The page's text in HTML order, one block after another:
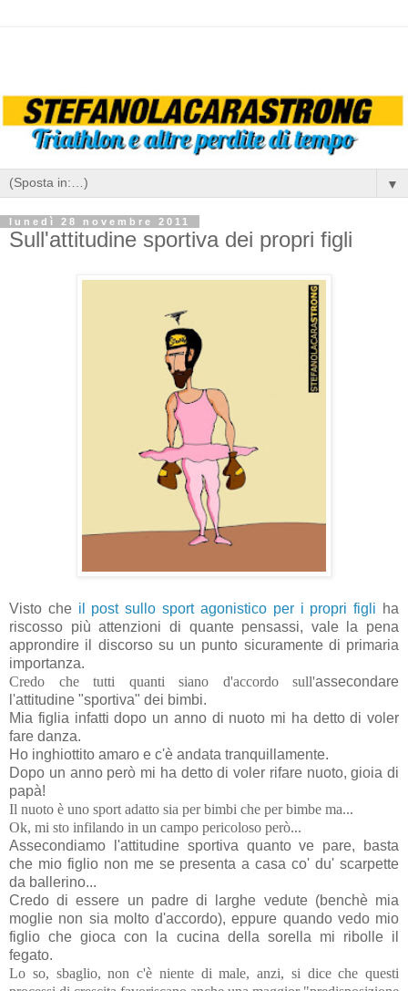
▼
lunedì 28 novembre 2011
Sull'attitudine sportiva dei propri figli
Visto che il post sullo sport agonistico per i propri figli ha
riscosso più attenzioni di quante pensassi, vale la pena
approndire il discorso su un punto sicuramente di primaria
importanza.
Credo che tutti quanti siano d'accordo sull'assecondare
l'attitudine "sportiva" dei bimbi.
Mia figlia infatti dopo un anno di nuoto mi ha detto di voler
fare danza.
Ho inghiottito amaro e c'è andata tranquillamente.
Dopo un anno però mi ha detto di voler rifare nuoto, gioia di
papà!
Il nuoto è uno sport adatto sia per bimbi che per bimbe ma...
Ok, mi sto infilando in un campo pericoloso però...
Assecondiamo l'attitudine sportiva quanto ve pare, basta
che mio figlio non me se presenta a casa co' du' scarpette
da ballerino...
Credo di essere un padre di larghe vedute (benchè mia
moglie non sia molto d'accordo), eppure quando vedo mio
figlio che gioca con la cucina della sorella mi ribolle il
fegato.
Lo so, sbaglio, non c'è niente di male, anzi, si dice che questi